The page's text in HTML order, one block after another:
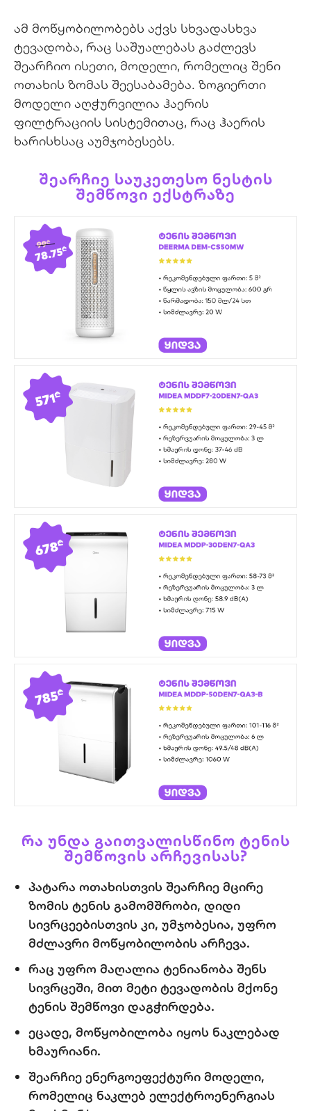
ამ მოწყობილობებს აქვს სხვადასხვა
ტევადობა, რაც საშუალებას გაძლევს
შეარჩიო ისეთი, მოდელი, რომელიც შენი
ოთახის ზომას შეესაბამება. ზოგიერთი
მოდელი აღჭურვილია ჰაერის
ფილტრაციის სისტემითაც, რაც ჰაერის
ხარისხსაც აუმჯობესებს.
ᲨᲔᲐᲠᲩᲘᲔ ᲡᲐᲣᲙᲔᲗᲔᲡᲝ ᲜᲔᲡᲢᲘᲡ
ᲨᲔᲛᲬᲝᲕᲘ ᲔᲥᲡᲢᲠᲐᲖᲔ
ᲠᲐ ᲣᲜᲓᲐ ᲒᲐᲘᲗᲕᲐᲚᲘᲡᲬᲘᲜᲝ ᲢᲔᲜᲘᲡ
ᲨᲔᲛᲬᲝᲕᲘᲡ ᲐᲠᲩᲔᲕᲘᲡᲐᲡ?
პატარა ოთახისთვის შეარჩიე მცირე
ზომის ტენის გამომშრობი, დიდი
სივრცეებისთვის კი, უმჯობესია, უფრო
მძლავრი მოწყობილობის არჩევა.
რაც უფრო მაღალია ტენიანობა შენს
სივრცეში, მით მეტი ტევადობის მქონე
ტენის შემწოვი დაგჭირდება.
ეცადე, მოწყობილობა იყოს ნაკლებად
ხმაურიანი.
შეარჩიე ენერგოეფექტური მოდელი,
რომელიც ნაკლებ ელექტროენერგიას